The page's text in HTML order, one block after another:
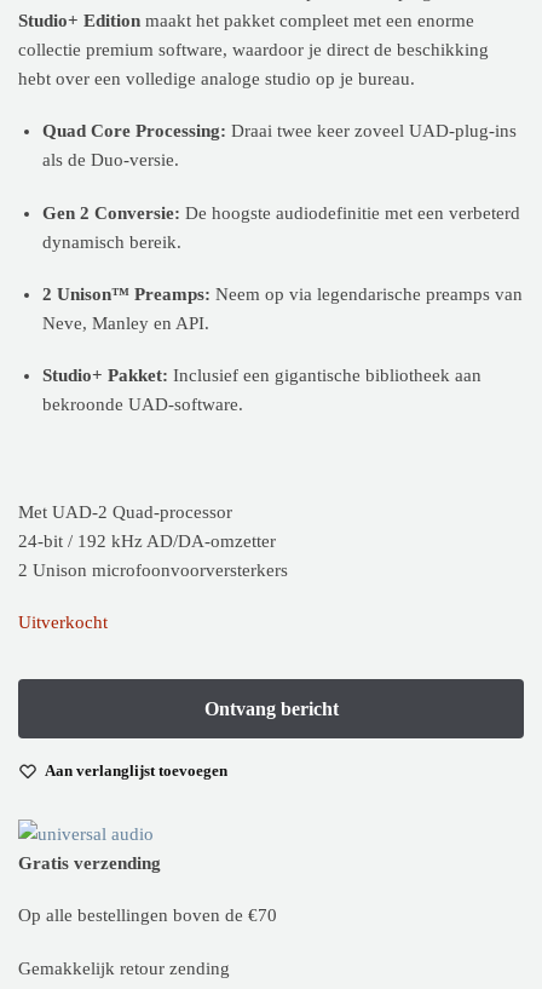
Studio+ Edition maakt het pakket compleet met een enorme
collectie premium software, waardoor je direct de beschikking
hebt over een volledige analoge studio op je bureau.
Quad Core Processing: Draai twee keer zoveel UAD-plug-ins
als de Duo-versie.
Gen 2 Conversie: De hoogste audiodefinitie met een verbeterd
dynamisch bereik.
2 Unison™ Preamps: Neem op via legendarische preamps van
Neve, Manley en API.
Studio+ Pakket: Inclusief een gigantische bibliotheek aan
bekroonde UAD-software.
Met UAD-2 Quad-processor
24-bit / 192 kHz AD/DA-omzetter
2 Unison microfoonvoorversterkers
Uitverkocht
Aan verlanglijst toevoegen
Gratis verzending
Op alle bestellingen boven de €70
Gemakkelijk retour zending